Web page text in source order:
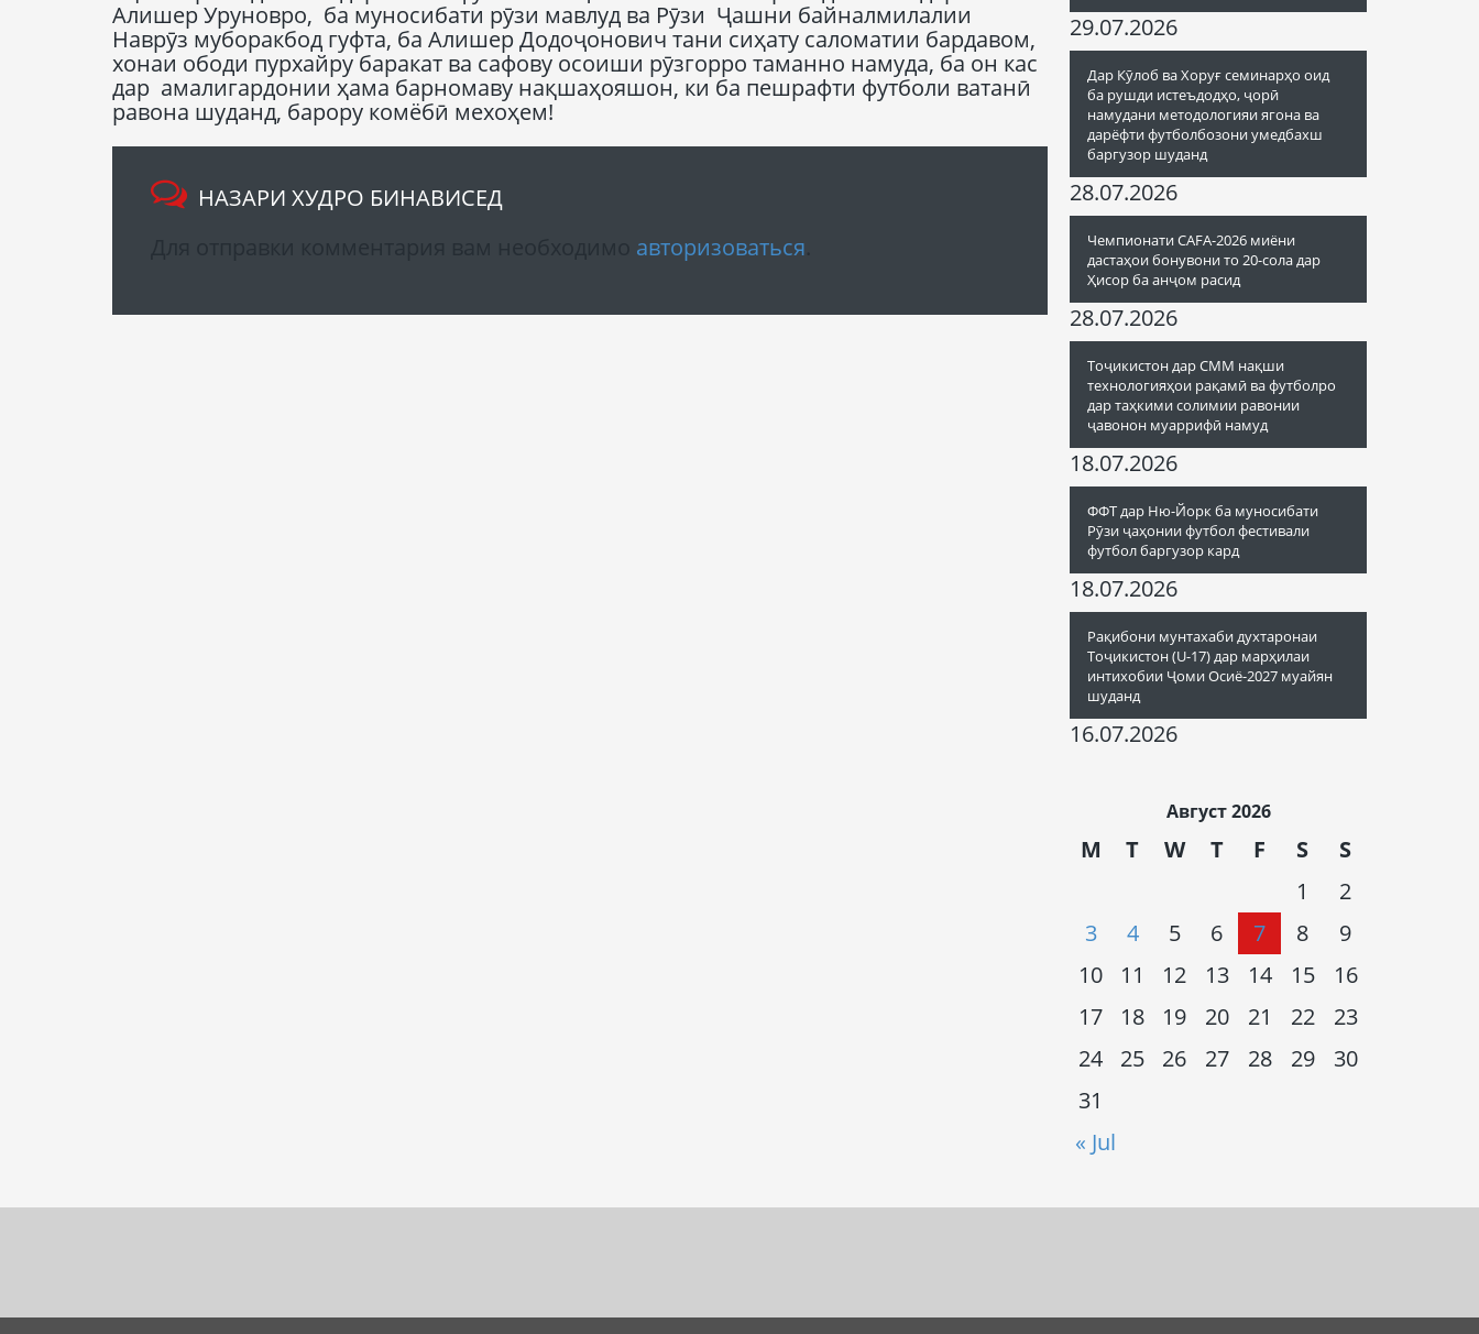
Алишер Уруновро, ба муносибати рӯзи мавлуд ва Рӯзи Ҷашни байналмилалии
Наврӯз муборакбод гуфта, ба Алишер Додоҷонович тани сиҳату саломатии бардавом,
хонаи ободи пурхайру баракат ва сафову осоиши рӯзгорро таманно намуда, ба он кас
дар амалигардонии ҳама барномаву нақшаҳояшон, ки ба пешрафти футболи ватанӣ
равона шуданд, барору комёбӣ мехоҳем!
НАЗАРИ ХУДРО БИНАВИСЕД
авторизоваться
29.07.2026
Дар Кӯлоб ва Хоруғ семинарҳо оид
ба рушди истеъдодҳо, ҷорӣ
намудани методологияи ягона ва
дарёфти футболбозони умедбахш
баргузор шуданд
28.07.2026
Чемпионати CAFA-2026 миёни
дастаҳои бонувони то 20-сола дар
Ҳисор ба анҷом расид
28.07.2026
Тоҷикистон дар СММ нақши
технологияҳои рақамӣ ва футболро
дар таҳкими солимии равонии
ҷавонон муаррифӣ намуд
18.07.2026
ФФТ дар Ню-Йорк ба муносибати
Рӯзи ҷаҳонии футбол фестивали
футбол баргузор кард
18.07.2026
Рақибони мунтахаби духтаронаи
Тоҷикистон (U-17) дар марҳилаи
интихобии Ҷоми Осиё-2027 муайян
шуданд
16.07.2026
Август 2026
M T W T F S S
« Jul
1
2
3
4 5 6 7 8
9
10
11 12 13 14 15
16
17
18 19 20 21 22
23
24
25 26 27 28 29
30
31